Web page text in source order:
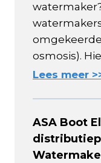
osmosis).
Lees meer
ASA Boot